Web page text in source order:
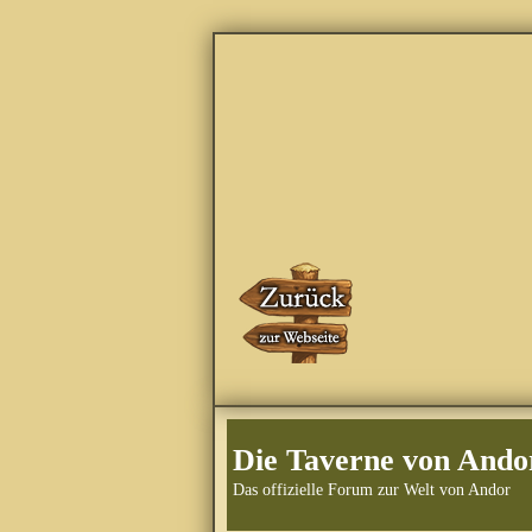
Die Taverne von
Das offizielle Forum zur Welt von Andor